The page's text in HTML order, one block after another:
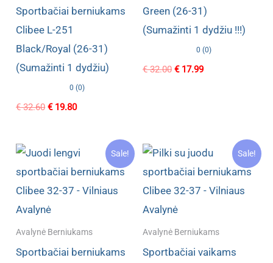
Sportbačiai berniukams
Clibee L-251
Black/Royal (26-31)
(Sumažinti 1 dydžiu)
0 (0)
€32.60 Original
€19.80Current
Green (26-31)
(Sumažinti 1 dydžiu !!!)
0 (0)
€32.00 Original
€17.99Current
Sale!
Avalynė Berniukams
Sportbačiai berniukams
Sale!
Avalynė Berniukams
Sportbačiai vaikams